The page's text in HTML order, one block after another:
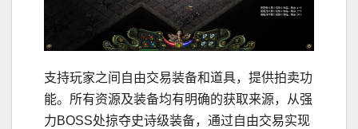
支持玩家之间自由交易装备和道具，提供拍卖功
能。所有资源及装备均有明确的获取来源，从强
力BOSS处掠夺史诗级装备，通过自由交易实现